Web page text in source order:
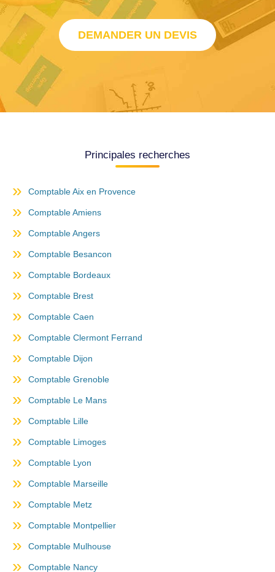
DEMANDER UN DEVIS
Principales recherches
Comptable Aix en Provence
Comptable Amiens
Comptable Angers
Comptable Besancon
Comptable Bordeaux
Comptable Brest
Comptable Caen
Comptable Clermont Ferrand
Comptable Dijon
Comptable Grenoble
Comptable Le Mans
Comptable Lille
Comptable Limoges
Comptable Lyon
Comptable Marseille
Comptable Metz
Comptable Montpellier
Comptable Mulhouse
Comptable Nancy